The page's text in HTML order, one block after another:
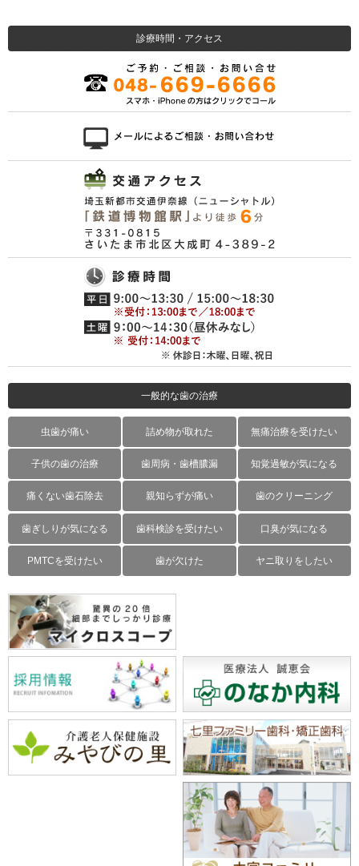
診療時間・アクセス
一般的な歯の治療
虫歯が痛い 詰め物が取れた 無痛治療を受けたい
子供の歯の治療 歯周病・歯槽膿漏 知覚過敏が気になる
痛くない歯石除去 親知らずが痛い 歯のクリーニング
歯ぎしりが気になる 歯科検診を受けたい 口臭が気になる
PMTCを受けたい 歯が欠けた ヤニ取りをしたい